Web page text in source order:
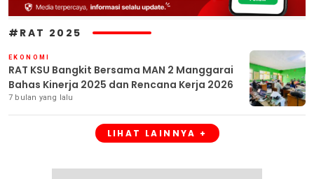
#RAT 2025
EKONOMI
RAT KSU Bangkit Bersama MAN 2 Manggarai
Bahas Kinerja 2025 dan Rencana Kerja 2026
7 bulan yang lalu
LIHAT LAINNYA +